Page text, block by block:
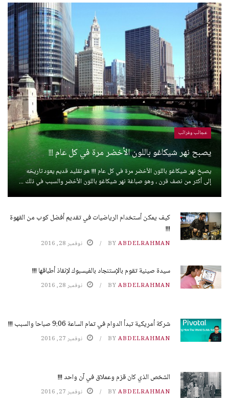
عجائب وغرائب
يصبح نهر شيكاغو باللون الأخضر مرة في كل عام !!!
يصبخ نهر شيكاغو باللون الأخضر مرة في كل عام !!! هو تقليد قديم يعود تاريخه
إلى أكثر من نصف قرن ، وهو صباغة نهر شيكاغو باللون الأخضر والسبب في ذلك ...
كيف يمكن أستخدام الرياضيات في تقديم أفضل كوب من القهوة
!!!
BY ABDELRAHMAN نوفمبر 28, 2016
سيدة صينية تقوم بالإستنجاد بالفيسبوك لإنقاذ أطباقها !!!
BY ABDELRAHMAN نوفمبر 28, 2016
شركة أمريكية تبدأ الدوام في تمام الساعة 9:06 صباحا والسبب !!!
BY ABDELRAHMAN نوفمبر 27, 2016
الشخص الذي كان قزم وعملاق في آن واحد !!!
BY ABDELRAHMAN نوفمبر 27, 2016